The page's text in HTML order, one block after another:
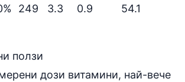
249 3.3 0.9 54.1
ползи
дози витамини, най-вече